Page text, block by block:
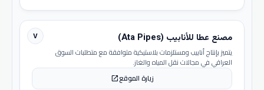
٧ مصنع عطا للأنابيب (Ata Pipes)
يتميز بإنتاج أنابيب ومستلزمات بلاستيكية متوافقة مع متطلبات السوق
العراقي في مجالات نقل المياه والغاز.
زيارة الموقعopen_in_new